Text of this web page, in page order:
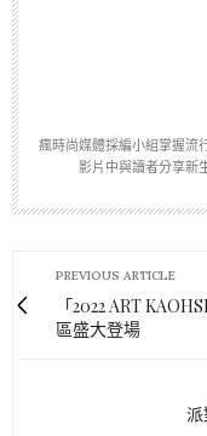
瘋時尚媒體採編小組掌握流
影片中與讀者分享新
PREVIOUS ARTICLE
「2022 ART
區盛大登場